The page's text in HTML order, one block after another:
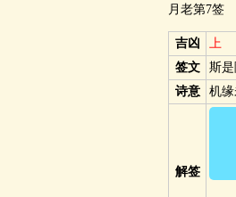
月老第7签
吉凶
上
签文
斯
诗意
机
解签